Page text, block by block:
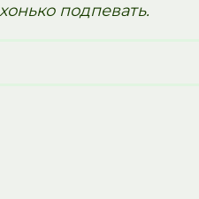
подпевать.